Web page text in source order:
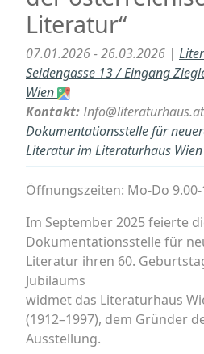
Literatur“
07.01.2026 - 26.03.2026 |
Seidengasse 13 / Eingang
Wien
Kontakt:Info@literaturhaus.at
Dokumentationsstelle für
Literatur im Literaturhaus Wien
Öffnungszeiten: Mo-Do 9.00-
Im September 2025 feierte
Dokumentationsstelle für
Literatur ihren 60.
Jubiläums
widmet das Literaturhaus
(1912–1997), dem Gründer
Ausstellung.